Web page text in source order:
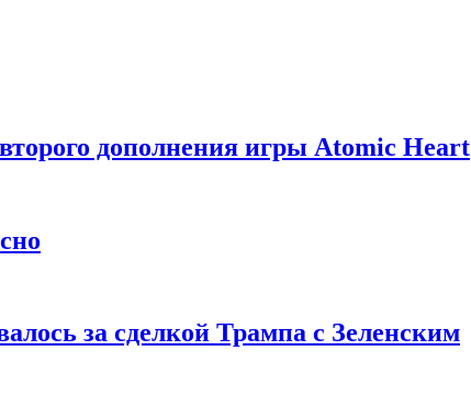
дополнения игры Atomic Heart
за сделкой Трампа с Зеленским